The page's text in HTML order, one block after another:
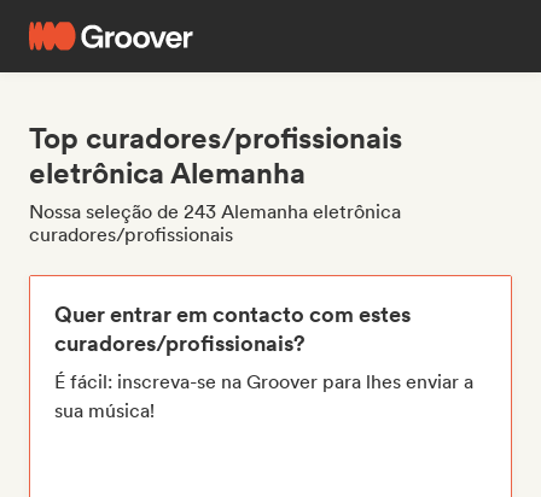
Top curadores/profissionais
eletrônica Alemanha
Nossa seleção de 243 Alemanha eletrônica
curadores/profissionais
Quer entrar em contacto com estes
curadores/profissionais?
É fácil: inscreva-se na Groover para lhes enviar a
sua música!